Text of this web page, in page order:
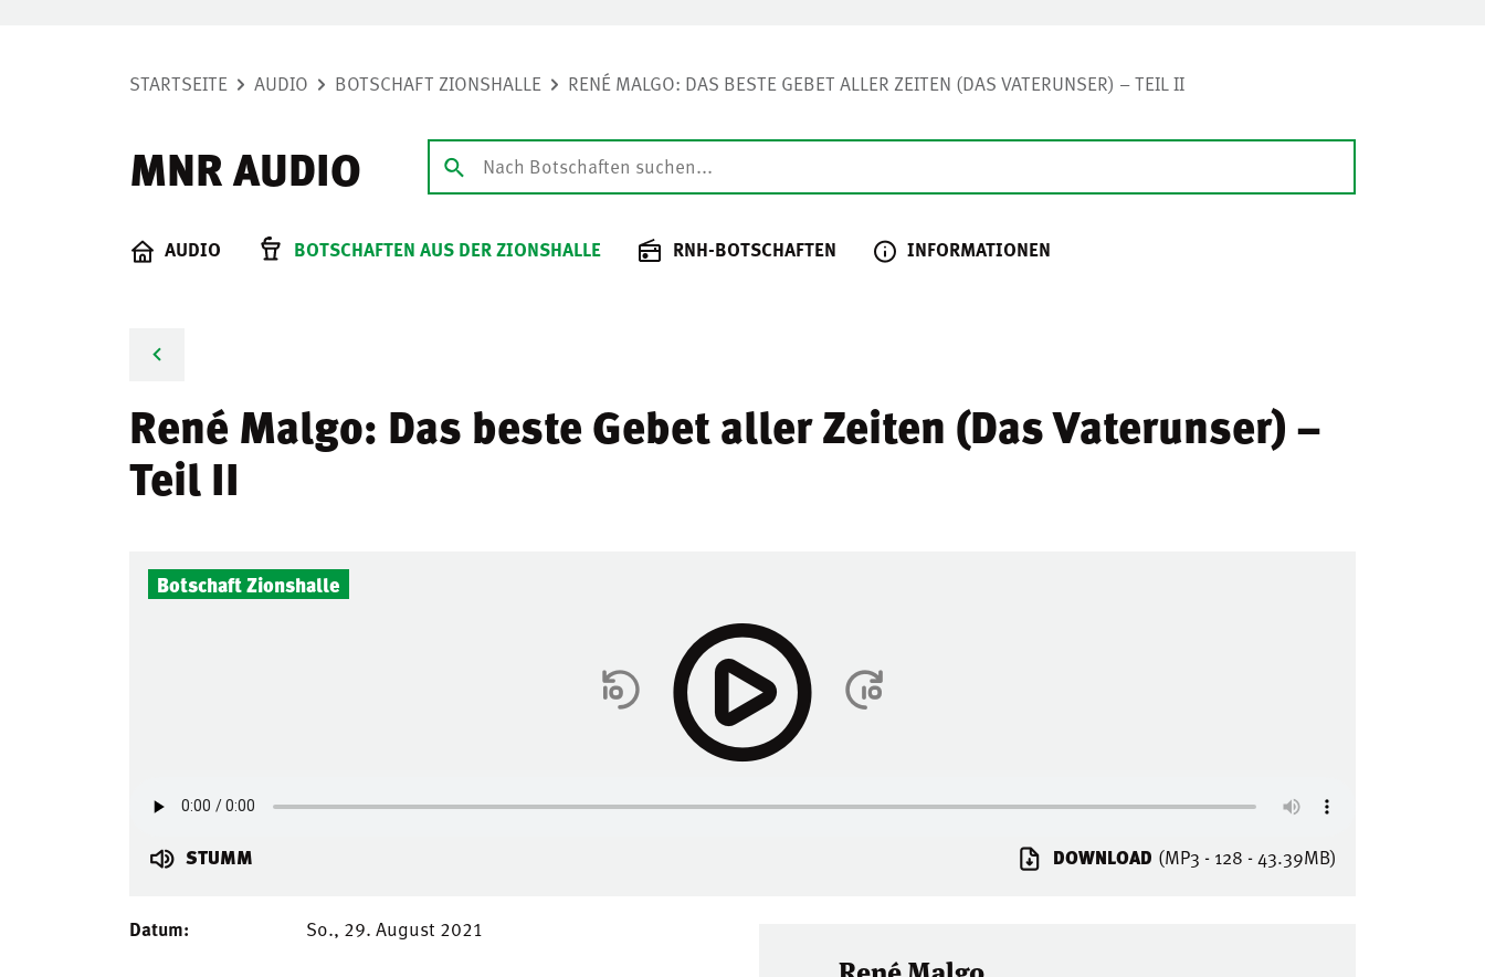
STARTSEITE AUDIO BOTSCHAFT ZIONSHALLE RENÉ MALGO: DAS BESTE GEBET ALLER ZEITEN (DAS VATERUNSER) – TEIL II
MNR AUDIO
AUDIO BOTSCHAFTEN AUS DER ZIONSHALLE RNH-BOTSCHAFTEN INFORMATIONEN
René Malgo: Das beste Gebet aller Zeiten (Das Vaterunser) –
Teil II
Botschaft Zionshalle
STUMM DOWNLOAD (MP3 - 128 - 43.39MB)
Datum: So., 29. August 2021